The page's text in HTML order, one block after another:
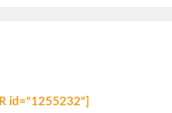
id="1255232"]